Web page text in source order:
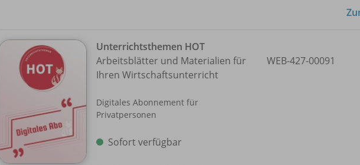
Unterrichtsthemen HOT
Arbeitsblätter und Materialien für
Ihren Wirtschaftsunterricht
Digitales Abonnement für
Privatpersonen
Sofort verfügbar
WEB-427-00091